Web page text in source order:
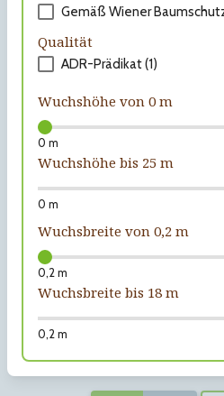
Gemäß Wiener
Qualität
ADR-Prädikat (1)
Wuchshöhe von 0 m
0 m
Wuchshöhe bis 25 m
0 m
Wuchsbreite von 0,2 m
0,2 m
Wuchsbreite bis 18 m
0,2 m